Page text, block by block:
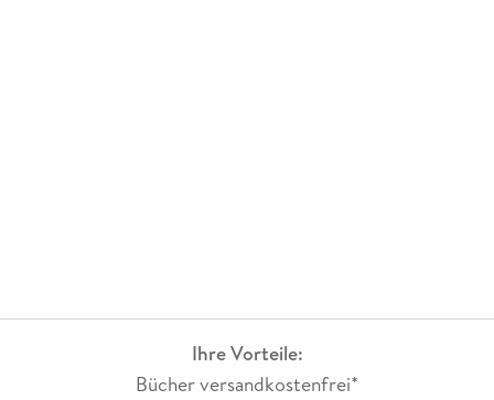
Ihre Vorteile:
Bücher versandkostenfrei*